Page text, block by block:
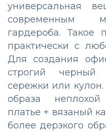
универсальная
современным
гардероба. Такое
практически с
Для создания
строгий
сережки или
образа
платье + вязаный
более дерзкого